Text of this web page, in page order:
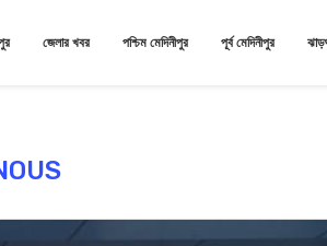
জেলার খবর পশ্চিম মেদিনীপুর পূর্ব মেদিনীপুর